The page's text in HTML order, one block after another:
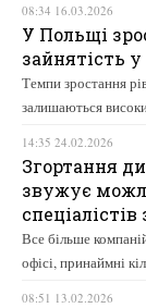
08:34 16.03.2026
У Польщі
зайнятість
Темпи зростання
залишаються
14:35 24.02.2026
Згортання
звужує
Все більше
офісі, принаймні
08:51 13.02.2026